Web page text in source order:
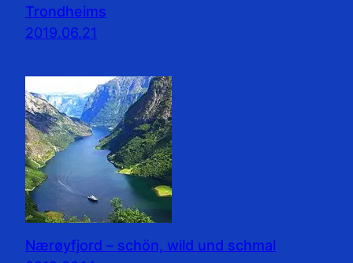
Trondheims
2019.06.21
Nærøyfjord – schön, wild und schmal